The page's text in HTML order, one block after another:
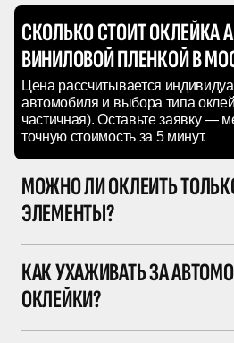
СКОЛЬКО СТОИТ ОКЛЕЙКА
ВИНИЛОВОЙ ПЛЕНКОЙ В
Цена рассчитывается
автомобиля и выбора типа
частичная). Оставьте заявку —
точную стоимость за 5 минут.
МОЖНО ЛИ ОКЛЕИТЬ
ЭЛЕМЕНТЫ?
КАК УХАЖИВАТЬ ЗА
ОКЛЕЙКИ?